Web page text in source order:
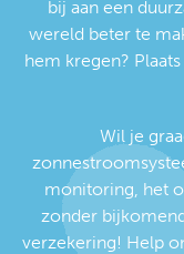
bij aan een
wereld beter te
hem kregen?
Wil je
monitoring, het
zonder
verzekering! Help